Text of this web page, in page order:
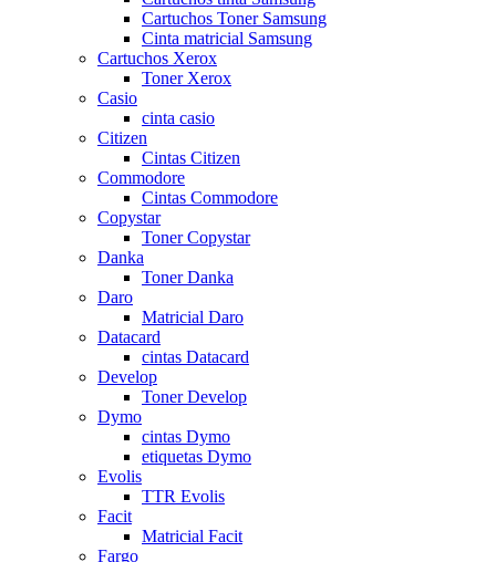
Cartuchos Toner Samsung
Cinta matricial Samsung
Cartuchos Xerox
Toner Xerox
Casio
cinta casio
Citizen
Cintas Citizen
Commodore
Cintas Commodore
Copystar
Toner Copystar
Danka
Toner Danka
Daro
Matricial Daro
Datacard
cintas Datacard
Develop
Toner Develop
Dymo
cintas Dymo
etiquetas Dymo
Evolis
TTR Evolis
Facit
Matricial Facit
Fargo